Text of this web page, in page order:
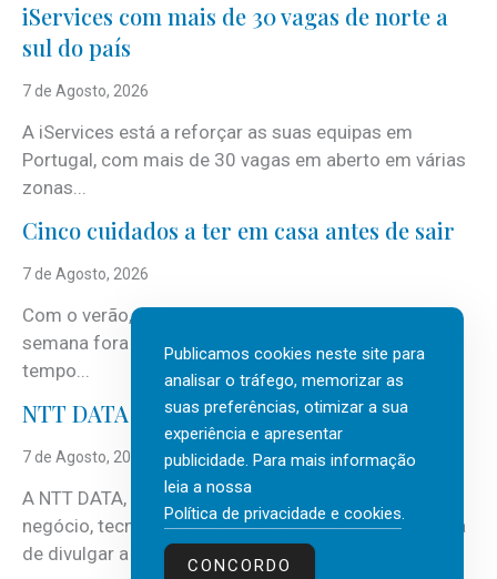
iServices com mais de 30 vagas de norte a
sul do país
7 de Agosto, 2026
A iServices está a reforçar as suas equipas em
Portugal, com mais de 30 vagas em aberto em várias
zonas...
Cinco cuidados a ter em casa antes de sair
7 de Agosto, 2026
Com o verão, chegam também as férias, os fins-de-
semana fora e os dias em que a casa fica mais
tempo...
NTT DATA Insurtech Global Outlook 2026
7 de Agosto, 2026
A NTT DATA, consultora global em serviços de
negócio, tecnologia e inteligência artificial (IA), acaba
de divulgar a mais recente...
Publicamos cookies neste site para
analisar o tráfego, memorizar as
suas preferências, otimizar a sua
experiência e apresentar
publicidade. Para mais informação
leia a nossa
Política de privacidade e cookies.
CONCORDO